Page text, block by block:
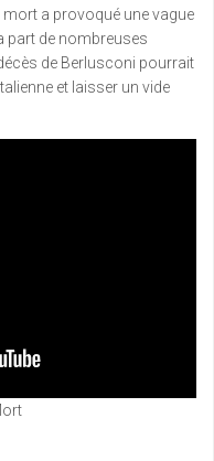
mort a provoqué une vague
part de nombreuses
de Berlusconi pourrait
et laisser un vide